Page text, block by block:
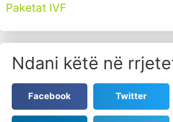
Paketat IVF
Ndani këtë në
Facebook Twitter